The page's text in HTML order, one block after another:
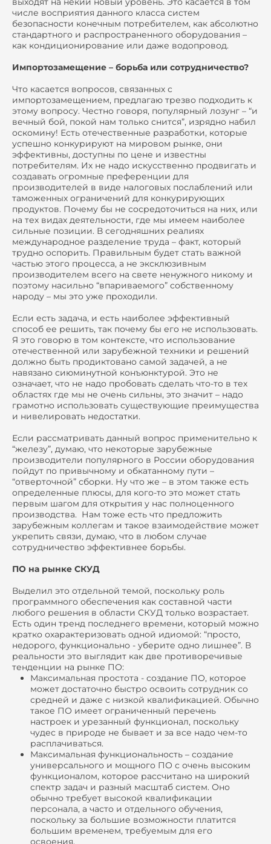
числе восприятия данного класса систем
безопасности конечным потребителем, как абсолютно
стандартного и распространенного оборудования –
как кондиционирование или даже водопровод.
Импортозамещение – борьба или сотрудничество?
Что касается вопросов, связанных с
импортозамещением, предлагаю трезво подходить к
этому вопросу. Честно говоря, популярный лозунг – “и
вечный бой, покой нам только снится”, изрядно набил
оскомину! Есть отечественные разработки, которые
успешно конкурируют на мировом рынке, они
эффективны, доступны по цене и известны
потребителям. Их не надо искусственно продвигать и
создавать огромные преференции для
производителей в виде налоговых послаблений или
таможенных ограничений для конкурирующих
продуктов. Почему бы не сосредоточиться на них, или
на тех видах деятельности, где мы имеем наиболее
сильные позиции. В сегодняшних реалиях
международное разделение труда – факт, который
трудно оспорить. Правильным будет стать важной
частью этого процесса, а не эксклюзивным
производителем всего на свете ненужного никому и
поэтому насильно “впариваемого” собственному
народу – мы это уже проходили.
Если есть задача, и есть наиболее эффективный
способ ее решить, так почему бы его не использовать.
Я это говорю в том контексте, что использование
отечественной или зарубежной техники и решений
должно быть продиктовано самой задачей, а не
навязано сиюминутной конъюнктурой. Это не
означает, что не надо пробовать сделать что-то в тех
областях где мы не очень сильны, это значит – надо
грамотно использовать существующие преимущества
и нивелировать недостатки.
Если рассматривать данный вопрос применительно к
“железу”, думаю, что некоторые зарубежные
производители популярного в России оборудования
пойдут по привычному и обкатанному пути –
“отверточной” сборки. Ну что же – в этом также есть
определенные плюсы, для кого-то это может стать
первым шагом для открытия у нас полноценного
производства. Нам тоже есть что предложить
зарубежным коллегам и такое взаимодействие может
укрепить связи, думаю, что в любом случае
сотрудничество эффективнее борьбы.
ПО на рынке СКУД
Выделил это отдельной темой, поскольку роль
программного обеспечения как составной части
любого решения в области СКУД только возрастает.
Есть один тренд последнего времени, который можно
кратко охарактеризовать одной идиомой: “просто,
недорого, функционально - уберите одно лишнее”. В
реальности это выглядит как две противоречивые
тенденции на рынке ПО:
Максимальная простота - создание ПО, которое
может достаточно быстро освоить сотрудник со
средней и даже с низкой квалификацией. Обычно
такое ПО имеет ограниченный перечень
настроек и урезанный функционал, поскольку
чудес в природе не бывает и за все надо чем-то
расплачиваться.
Максимальная функциональность – создание
универсального и мощного ПО с очень высоким
функционалом, которое рассчитано на широкий
спектр задач и разный масштаб систем. Оно
обычно требует высокой квалификации
персонала, а часто и отдельного обучения,
поскольку за большие возможности платится
большим временем, требуемым для его
освоения.